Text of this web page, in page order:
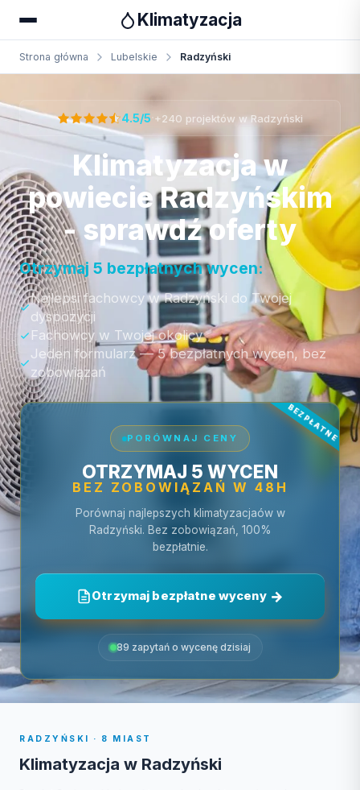
Klimatyzacja
Strona główna Lubelskie Radzyński
Otrzymaj bezpłatną wycenę
4.5/5 +240 projektów w Radzyński
Klimatyzacja w
powiecie Radzyńskim
- sprawdź oferty
Otrzymaj 5 bezpłatnych wycen:
Najlepsi fachowcy w Radzyński do Twojej
dyspozycji
Fachowcy w Twojej okolicy
Jeden formularz — 5 bezpłatnych wycen, bez
zobowiązań
PORÓWNAJ CENY
OTRZYMAJ 5 WYCEN
BEZ ZOBOWIĄZAŃ W 48H
Porównaj najlepszych klimatyzacjaów w
Radzyński. Bez zobowiązań, 100%
bezpłatnie.
Otrzymaj bezpłatne wyceny
89 zapytań o wycenę dzisiaj
RADZYŃSKI · 8 MIAST
Klimatyzacja w Radzyński